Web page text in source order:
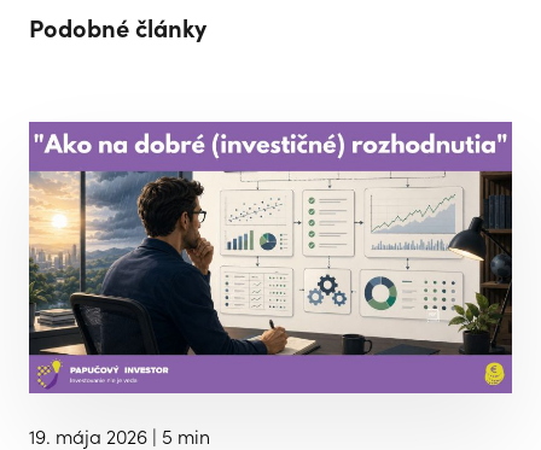
Podobné články
19. mája 2026 | 5 min